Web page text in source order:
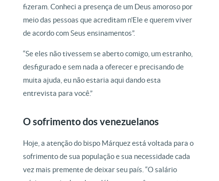
fizeram. Conheci a presença de um Deus amoroso por
meio das pessoas que acreditam n’Ele e querem viver
de acordo com Seus ensinamentos”.
“Se eles não tivessem se aberto comigo, um estranho,
desfigurado e sem nada a oferecer e precisando de
muita ajuda, eu não estaria aqui dando esta
entrevista para você.”
O sofrimento dos venezuelanos
Hoje, a atenção do bispo Márquez está voltada para o
sofrimento de sua população e sua necessidade cada
vez mais premente de deixar seu país. “O salário